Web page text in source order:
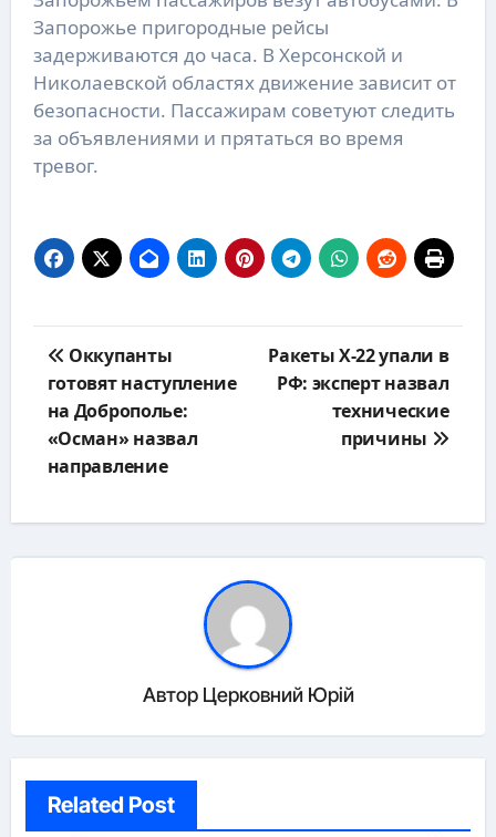
Запорожье пригородные рейсы
задерживаются до часа. В Херсонской и
Николаевской областях движение зависит от
безопасности. Пассажирам советуют следить
за объявлениями и прятаться во время
тревог.
по
записям
Оккупанты
готовят наступление
на Доброполье:
«Осман» назвал
направление
Ракеты Х-22 упали в
РФ: эксперт назвал
технические
причины
Автор Церковний Юрій
Related Post